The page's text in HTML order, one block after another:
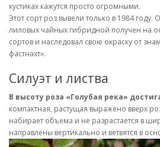
кустиках кажутся просто огромными.
Этот сорт роз вывели только в 1984
лиловых чайных гибридной получен на
сортов и наследовал свою окраску от
фастнахт».
Силуэт и листва
В высоту роза «Голубая река»
компактная, растущая выражено вверх
набирает объема и не разрастается в
направлены вертикально и ветвятся в